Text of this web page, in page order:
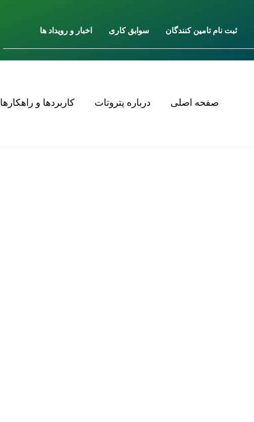
ثبت نام تامین کنندگان سوابق کاری اخبار و رویداد ها
صفحه اصلی درباره پتروتات کاربردها و راهکارها